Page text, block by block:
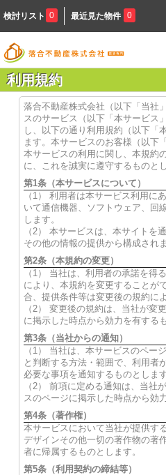
検討リスト 0 最近見た物件 0
利用規約
落合不動産株式会社（以下「当社
スのサービス（以下「本サービス
し、以下の通り利用規約（以下「
ます。本サービスのお客様（以下
本サービスの利用に関し、本規約
に、これを誠実に遵守するものとし
第1条（本サービスについて）
（1） 利用者は本サービス利用に
いて通信機器、ソフトウェア、回
します。
（2） 本サービスは、本サイトを
その他の情報の提供から構成されま
第2条（本規約の変更）
（1） 当社は、利用者の承諾を得
により、本規約を変更することが
合、提供条件等は変更後の規約によ
（2） 変更後の規約は、当社が変
に掲示した時点から効力を有する
第3条（当社からの通知）
（1） 当社は、本サービスのペー
と判断する方法・範囲で、利用者
必要な事項を通知するものとします
（2） 前項に定める通知は、当社
スのページに掲示した時点から効
第4条（著作権）
本サービスにおいて当社が提供す
デザインその他一切の著作物の著
者に帰属するものとします。
第5条（利用契約の締結等）